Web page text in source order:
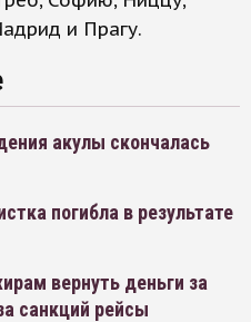
и Прагу.
акулы скончалась
погибла в результате
вернуть деньги за
санкций рейсы